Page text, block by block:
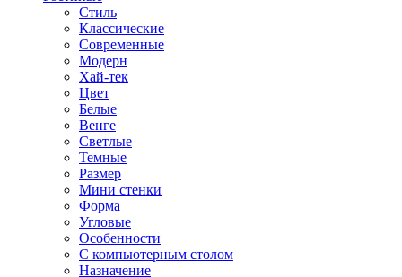
Стиль
Классические
Современные
Модерн
Хай-тек
Цвет
Белые
Венге
Светлые
Темные
Размер
Мини стенки
Форма
Угловые
Особенности
С компьютерным столом
Назначение